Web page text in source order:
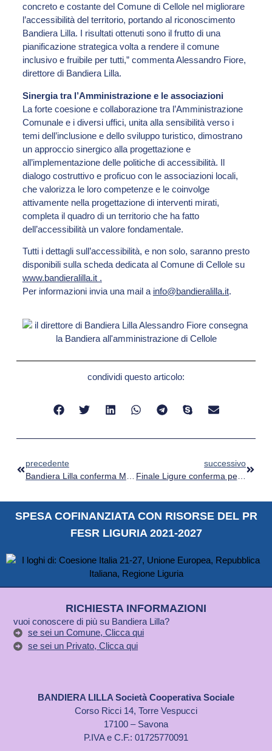
concreto e costante del Comune di Cellole nel migliorare
l’accessibilità del territorio, portando al riconoscimento
Bandiera Lilla. I risultati ottenuti sono il frutto di una
pianificazione strategica volta a rendere il comune
inclusivo e fruibile per tutti,” commenta Alessandro Fiore,
direttore di Bandiera Lilla.
Sinergia tra l’Amministrazione e le associazioni
La forte coesione e collaborazione tra l’Amministrazione
Comunale e i diversi uffici, unita alla sensibilità verso i
temi dell’inclusione e dello sviluppo turistico, dimostrano
un approccio sinergico alla progettazione e
all’implementazione delle politiche di accessibilità. Il
dialogo costruttivo e proficuo con le associazioni locali,
che valorizza le loro competenze e le coinvolge
attivamente nella progettazione di interventi mirati,
completa il quadro di un territorio che ha fatto
dell’accessibilità un valore fondamentale.
Tutti i dettagli sull’accessibilità, e non solo, saranno presto
disponibili sulla scheda dedicata al Comune di Cellole su
www.bandieralilla.it .
Per informazioni invia una mail a info@bandieralilla.it.
condividi questo articolo:
precedente
successivo
Finale Ligure conferma per la quarta volta consecutiva la Bandiera Lilla
SPESA COFINANZIATA CON RISORSE DEL PR
FESR LIGURIA 2021-2027
RICHIESTA INFORMAZIONI
vuoi conoscere di più su Bandiera Lilla?
se sei un Comune, Clicca qui
se sei un Privato, Clicca qui
BANDIERA LILLA Società Cooperativa Sociale
Corso Ricci 14, Torre Vespucci
17100 – Savona
P.IVA e C.F.: 01725770091